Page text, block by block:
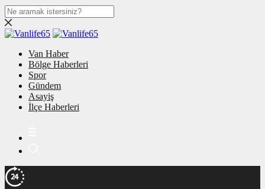
Van Haber
Bölge Haberleri
Spor
Gündem
Asayiş
İlçe Haberleri